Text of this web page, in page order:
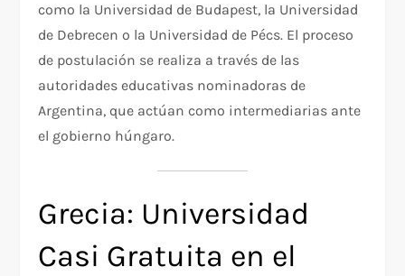
como la Universidad de Budapest, la Universidad
de Debrecen o la Universidad de Pécs. El proceso
de postulación se realiza a través de las
autoridades educativas nominadoras de
Argentina, que actúan como intermediarias ante
el gobierno húngaro.
Grecia: Universidad
Casi Gratuita en el